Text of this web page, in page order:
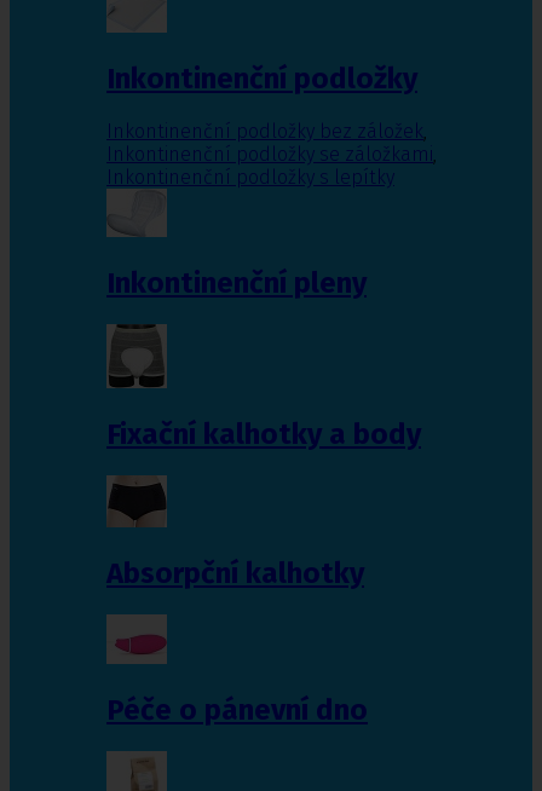
Inkontinenční podložky
Inkontinenční podložky bez záložek,
Inkontinenční podložky se záložkami,
Inkontinenční podložky s lepítky
Inkontinenční pleny
Fixační kalhotky a body
Absorpční kalhotky
Péče o pánevní dno